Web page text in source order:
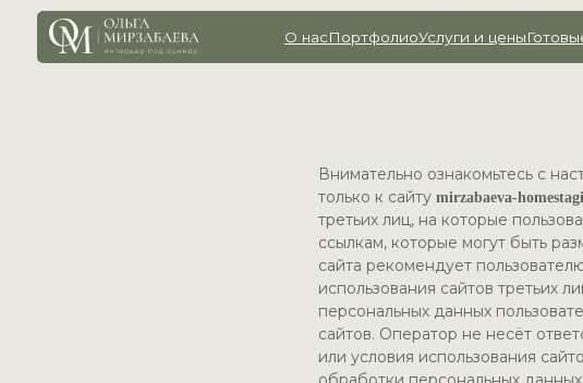
О насПортфолиоУслуги и цены Готовые
Внимательно ознакомьтесь с
только к сайту mirzabaeva-
третьих лиц, на которые
ссылкам, которые могут быть
сайта рекомендует
использования сайтов третьих
персональных данных
сайтов. Оператор не несёт
или условия использования